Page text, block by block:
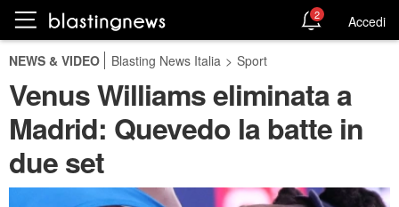
2 Accedi
NEWS & VIDEO Blasting News Italia > Sport
Venus Williams eliminata a
Madrid: Quevedo la batte in
due set